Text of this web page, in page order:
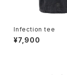
Infection tee
¥7,900